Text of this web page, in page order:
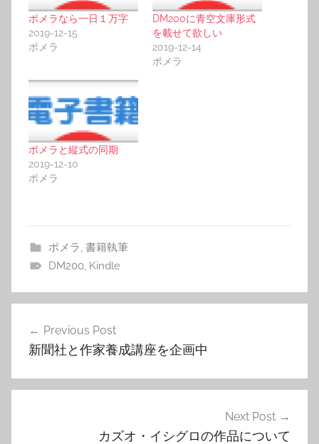
ポメラなら一日１万字
2019-12-15
ポメラ
DM200に青空文庫形式
を載せて欲しい
2019-12-14
ポメラ
ポメラと縦式の同期
2019-12-10
ポメラ
ポメラ, 書籍執筆
DM200, Kindle
ビ
Previous Post
新聞社と作家養成講座を企画中
Next Post
カズオ・イシグロの作品について